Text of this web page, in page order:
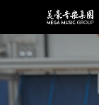
main
content